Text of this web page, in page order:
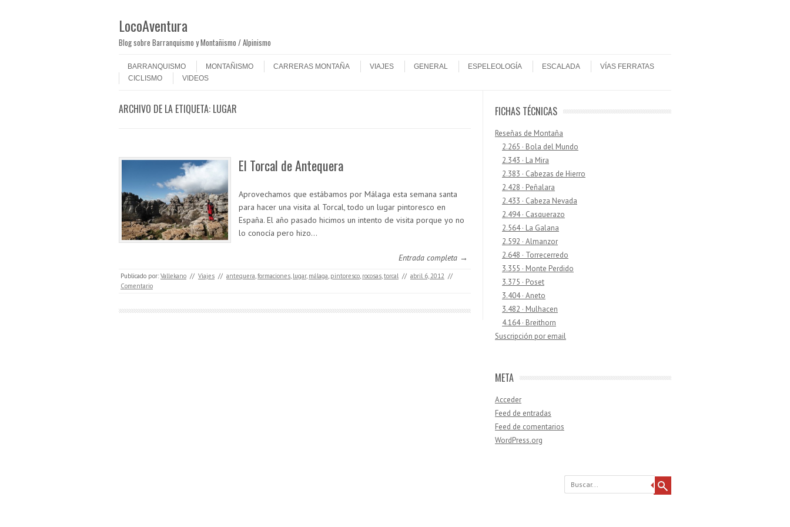
LocoAventura
Blog sobre Barranquismo y Montañismo / Alpinismo
Menú
BARRANQUISMO
MONTAÑISMO CARRERAS MONTAÑA VIAJES GENERAL ESPELEOLOGÍA ESCALADA
VÍAS FERRATAS
CICLISMO
VIDEOS
ARCHIVO DE LA ETIQUETA: LUGAR
El Torcal de Antequera
Aprovechamos que estábamos por Málaga esta semana santa
para hacer una visita al Torcal, todo un lugar pintoresco en
España. El año pasado hicimos un intento de visita porque yo no
lo conocía pero hizo…
Entrada completa →
Publicado por: Vallekano // Viajes // antequera,formaciones, lugar, málaga, pintoresco, rocosas,torcal // abril 6, 2012 //
Comentario
FICHAS TÉCNICAS
Reseñas de Montaña
2.265 · Bola del Mundo
2.343 · La Mira
2.383 · Cabezas de Hierro
2.428 · Peñalara
2.433 · Cabeza Nevada
2.494 · Casquerazo
2.564 · La Galana
2.592 · Almanzor
2.648 · Torrecerredo
3.355 · Monte Perdido
3.375 · Poset
3.404 · Aneto
3.482 · Mulhacen
4.164 · Breithorn
Suscripción por email
META
Acceder
Feed de entradas
Feed de comentarios
WordPress.org